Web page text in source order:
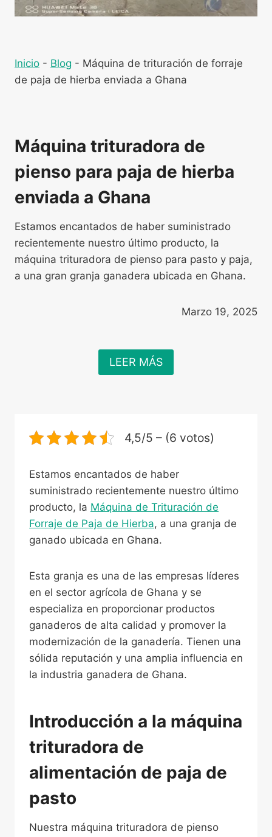
Inicio - Blog - Máquina de trituración de forraje
de paja de hierba enviada a Ghana
Máquina trituradora de
pienso para paja de hierba
enviada a Ghana
Estamos encantados de haber suministrado
recientemente nuestro último producto, la
máquina trituradora de pienso para pasto y paja,
a una gran granja ganadera ubicada en Ghana.
Marzo 19, 2025
LEER MÁS
4,5/5 – (6 votos)
Estamos encantados de haber
suministrado recientemente nuestro último
producto, la Máquina de Trituración de
Forraje de Paja de Hierba, a una granja de
ganado ubicada en Ghana.
Esta granja es una de las empresas líderes
en el sector agrícola de Ghana y se
especializa en proporcionar productos
ganaderos de alta calidad y promover la
modernización de la ganadería. Tienen una
sólida reputación y una amplia influencia en
la industria ganadera de Ghana.
Introducción a la máquina
trituradora de
alimentación de paja de
pasto
Nuestra máquina trituradora de pienso